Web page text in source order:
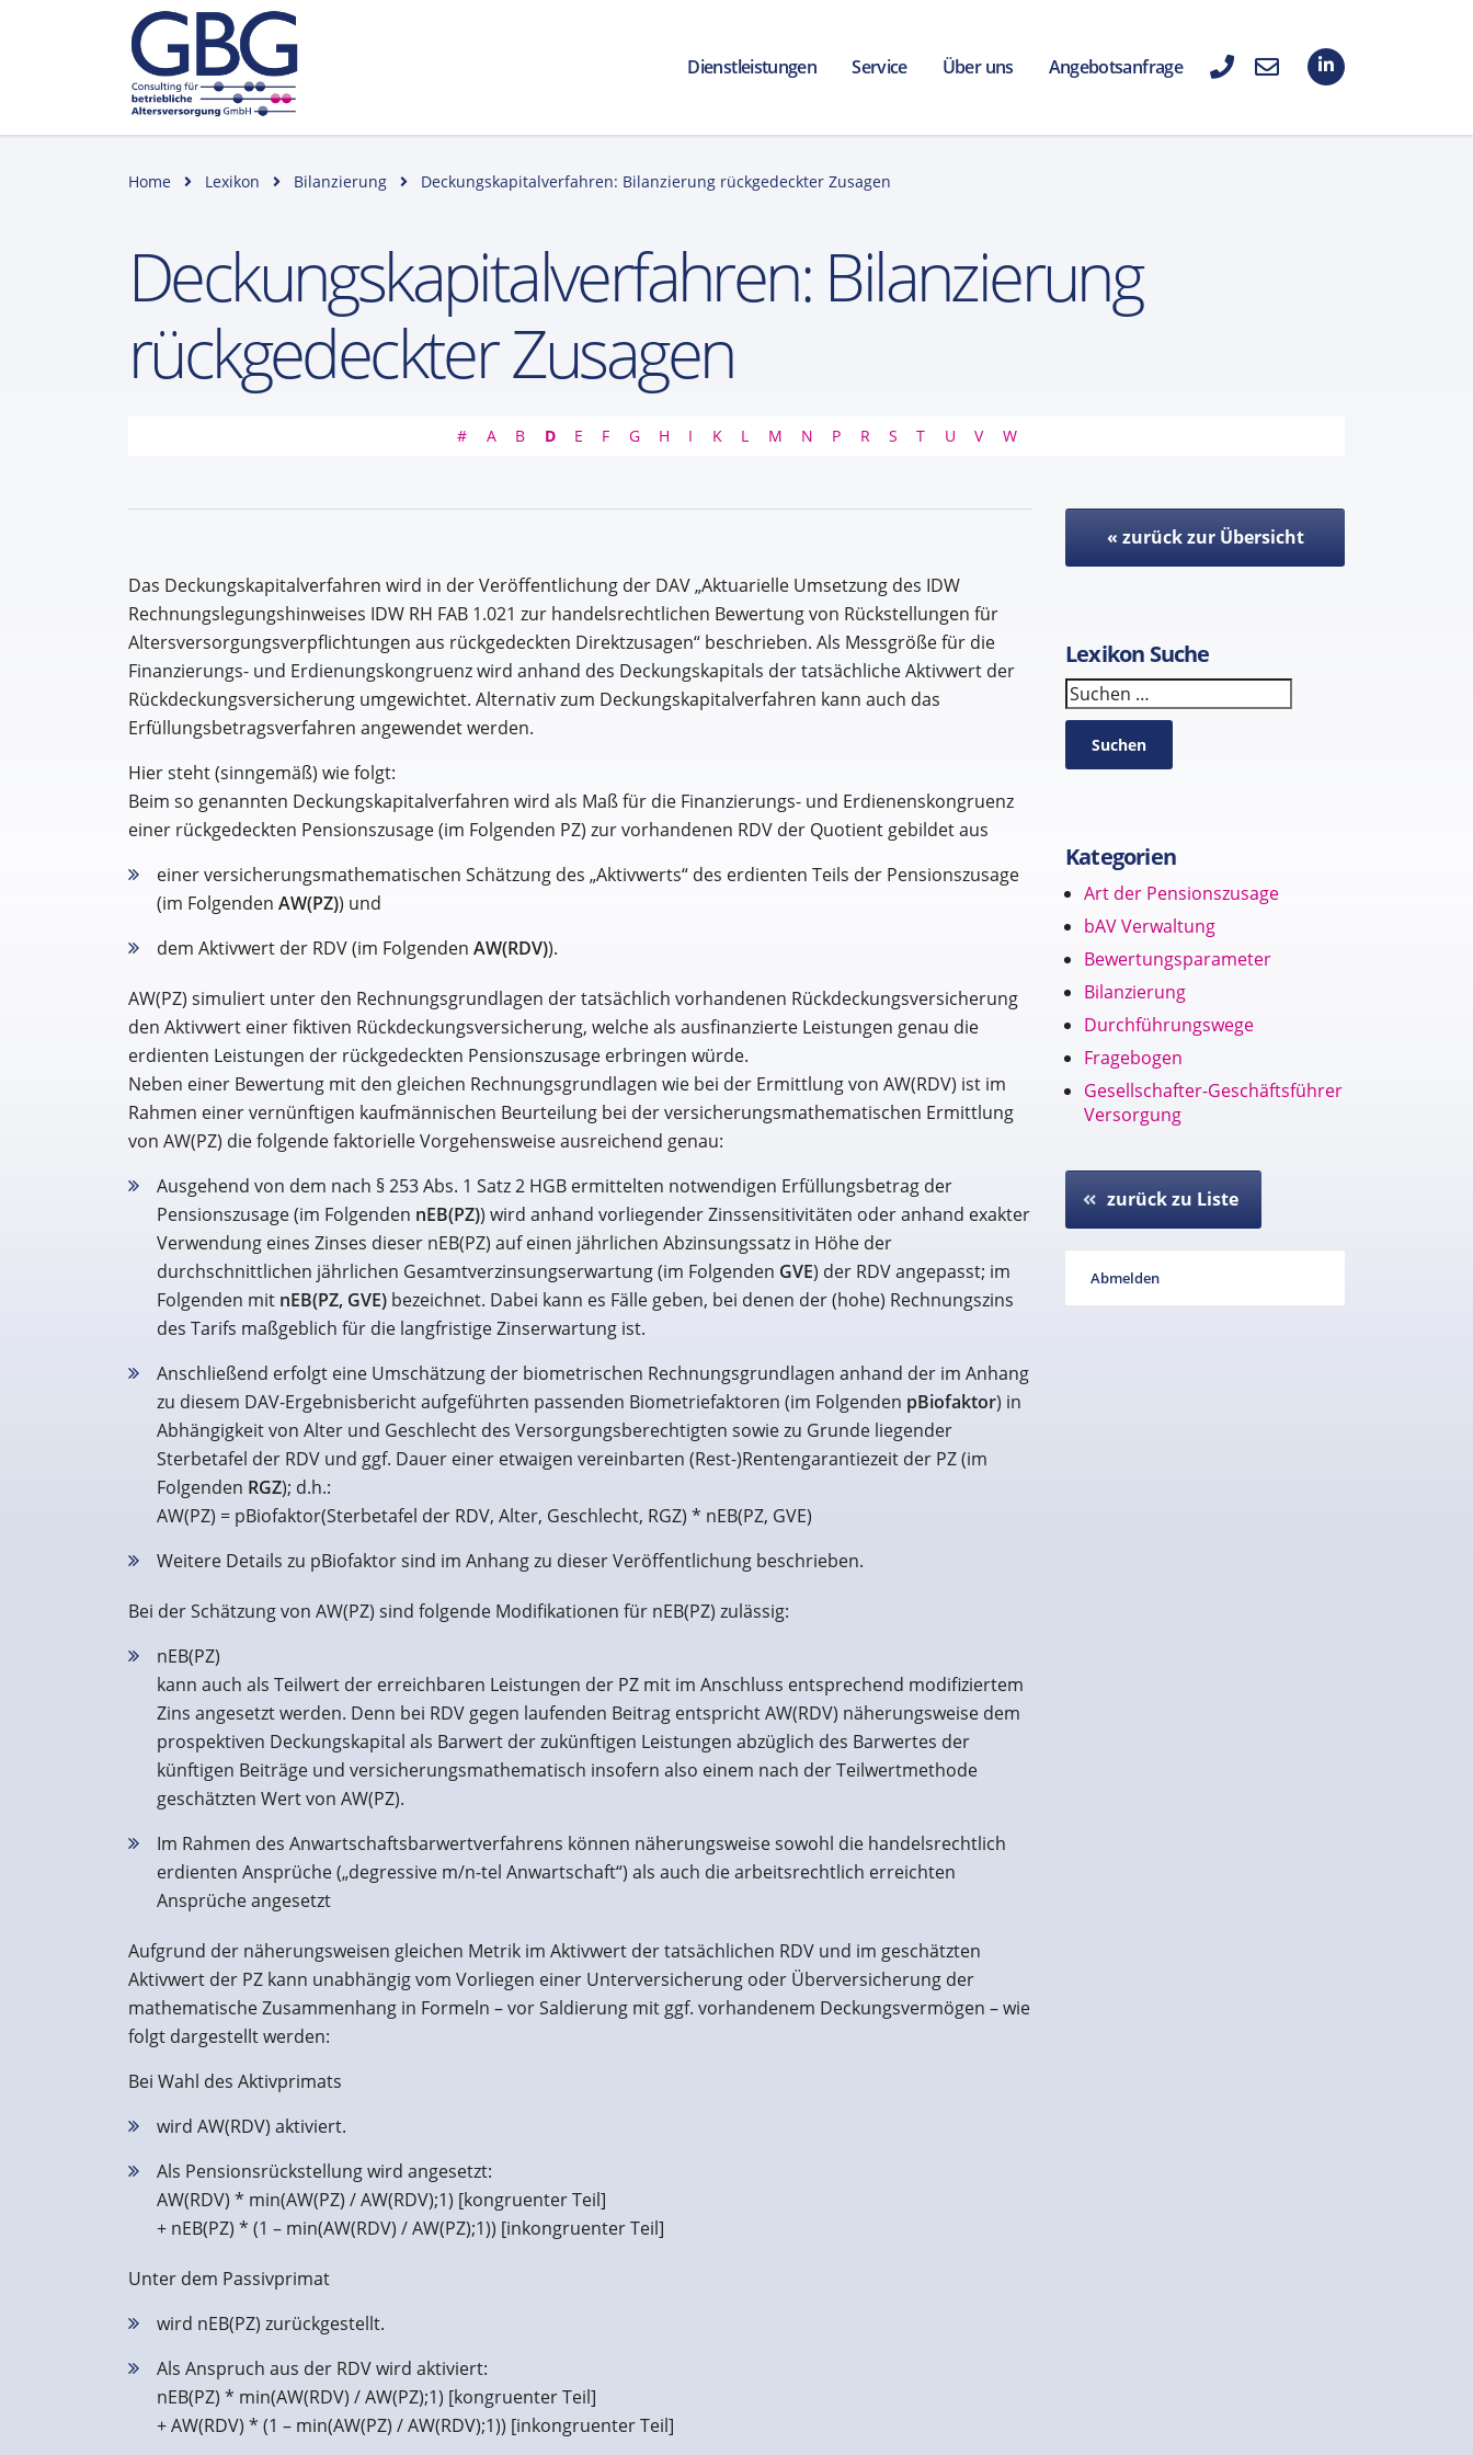
Dienstleistungen Service Über uns Angebotsanfrage
Home Lexikon Bilanzierung Deckungskapitalverfahren: Bilanzierung rückgedeckter Zusagen
Deckungskapitalverfahren: Bilanzierung
rückgedeckter Zusagen
# A B D E F G H I K L M N P R S T U V W
Das Deckungskapitalverfahren wird in der Veröffentlichung der DAV „Aktuarielle Umsetzung des IDW
Rechnungslegungshinweises IDW RH FAB 1.021 zur handelsrechtlichen Bewertung von Rückstellungen für
Altersversorgungsverpflichtungen aus rückgedeckten Direktzusagen“ beschrieben. Als Messgröße für die
Finanzierungs- und Erdienungskongruenz wird anhand des Deckungskapitals der tatsächliche Aktivwert der
Rückdeckungsversicherung umgewichtet. Alternativ zum Deckungskapitalverfahren kann auch das
Erfüllungsbetragsverfahren angewendet werden.
Hier steht (sinngemäß) wie folgt:
Beim so genannten Deckungskapitalverfahren wird als Maß für die Finanzierungs- und Erdienenskongruenz
einer rückgedeckten Pensionszusage (im Folgenden PZ) zur vorhandenen RDV der Quotient gebildet aus
einer versicherungsmathematischen Schätzung des „Aktivwerts“ des erdienten Teils der Pensionszusage
(im Folgenden AW(PZ)) und
dem Aktivwert der RDV (im Folgenden AW(RDV)).
AW(PZ) simuliert unter den Rechnungsgrundlagen der tatsächlich vorhandenen Rückdeckungsversicherung
den Aktivwert einer fiktiven Rückdeckungsversicherung, welche als ausfinanzierte Leistungen genau die
erdienten Leistungen der rückgedeckten Pensionszusage erbringen würde.
Neben einer Bewertung mit den gleichen Rechnungsgrundlagen wie bei der Ermittlung von AW(RDV) ist im
Rahmen einer vernünftigen kaufmännischen Beurteilung bei der versicherungsmathematischen Ermittlung
von AW(PZ) die folgende faktorielle Vorgehensweise ausreichend genau:
Ausgehend von dem nach § 253 Abs. 1 Satz 2 HGB ermittelten notwendigen Erfüllungsbetrag der
Pensionszusage (im Folgenden nEB(PZ)) wird anhand vorliegender Zinssensitivitäten oder anhand exakter
Verwendung eines Zinses dieser nEB(PZ) auf einen jährlichen Abzinsungssatz in Höhe der
durchschnittlichen jährlichen Gesamtverzinsungserwartung (im Folgenden GVE) der RDV angepasst; im
Folgenden mit nEB(PZ, GVE) bezeichnet. Dabei kann es Fälle geben, bei denen der (hohe) Rechnungszins
des Tarifs maßgeblich für die langfristige Zinserwartung ist.
Anschließend erfolgt eine Umschätzung der biometrischen Rechnungsgrundlagen anhand der im Anhang
zu diesem DAV-Ergebnisbericht aufgeführten passenden Biometriefaktoren (im Folgenden pBiofaktor) in
Abhängigkeit von Alter und Geschlecht des Versorgungsberechtigten sowie zu Grunde liegender
Sterbetafel der RDV und ggf. Dauer einer etwaigen vereinbarten (Rest-)Rentengarantiezeit der PZ (im
Folgenden RGZ); d.h.:
AW(PZ) = pBiofaktor(Sterbetafel der RDV, Alter, Geschlecht, RGZ) * nEB(PZ, GVE)
Weitere Details zu pBiofaktor sind im Anhang zu dieser Veröffentlichung beschrieben.
Bei der Schätzung von AW(PZ) sind folgende Modifikationen für nEB(PZ) zulässig:
nEB(PZ)
kann auch als Teilwert der erreichbaren Leistungen der PZ mit im Anschluss entsprechend modifiziertem
Zins angesetzt werden. Denn bei RDV gegen laufenden Beitrag entspricht AW(RDV) näherungsweise dem
prospektiven Deckungskapital als Barwert der zukünftigen Leistungen abzüglich des Barwertes der
künftigen Beiträge und versicherungsmathematisch insofern also einem nach der Teilwertmethode
geschätzten Wert von AW(PZ).
Im Rahmen des Anwartschaftsbarwertverfahrens können näherungsweise sowohl die handelsrechtlich
erdienten Ansprüche („degressive m/n-tel Anwartschaft“) als auch die arbeitsrechtlich erreichten
Ansprüche angesetzt
Aufgrund der näherungsweisen gleichen Metrik im Aktivwert der tatsächlichen RDV und im geschätzten
Aktivwert der PZ kann unabhängig vom Vorliegen einer Unterversicherung oder Überversicherung der
mathematische Zusammenhang in Formeln – vor Saldierung mit ggf. vorhandenem Deckungsvermögen – wie
folgt dargestellt werden:
Bei Wahl des Aktivprimats
wird AW(RDV) aktiviert.
Als Pensionsrückstellung wird angesetzt:
AW(RDV) * min(AW(PZ) / AW(RDV);1) [kongruenter Teil]
+ nEB(PZ) * (1 – min(AW(RDV) / AW(PZ);1)) [inkongruenter Teil]
Unter dem Passivprimat
wird nEB(PZ) zurückgestellt.
Als Anspruch aus der RDV wird aktiviert:
nEB(PZ) * min(AW(RDV) / AW(PZ);1) [kongruenter Teil]
+ AW(RDV) * (1 – min(AW(PZ) / AW(RDV);1)) [inkongruenter Teil]
« zurück zur Übersicht
Lexikon Suche
Suchen
Suchen
Kategorien
Art der Pensionszusage
bAV Verwaltung
Bewertungsparameter
Bilanzierung
Durchführungswege
Fragebogen
Gesellschafter-Geschäftsführer
Versorgung
zurück zu Liste
Abmelden